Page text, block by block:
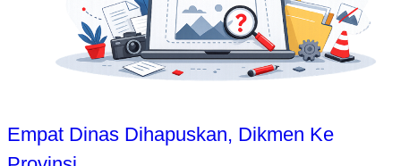
Empat Dinas Dihapuskan, Dikmen Ke